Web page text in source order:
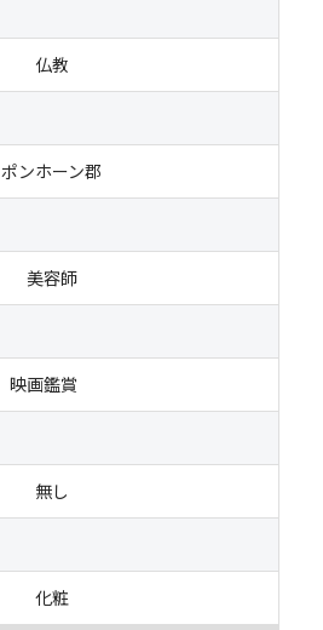
仏教
ポンホーン郡
美容師
映画鑑賞
無し
化粧